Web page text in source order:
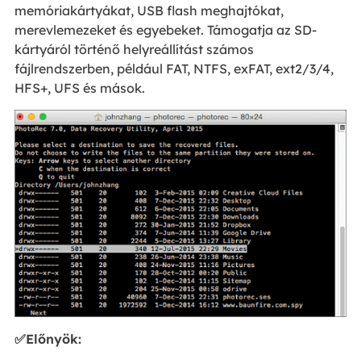
memóriakártyákat, USB flash meghajtókat,
merevlemezeket és egyebeket. Támogatja az SD-
kártyáról történő helyreállítást számos
fájlrendszerben, például FAT, NTFS, exFAT, ext2/3/4,
HFS+, UFS és mások.
✅Előnyök: